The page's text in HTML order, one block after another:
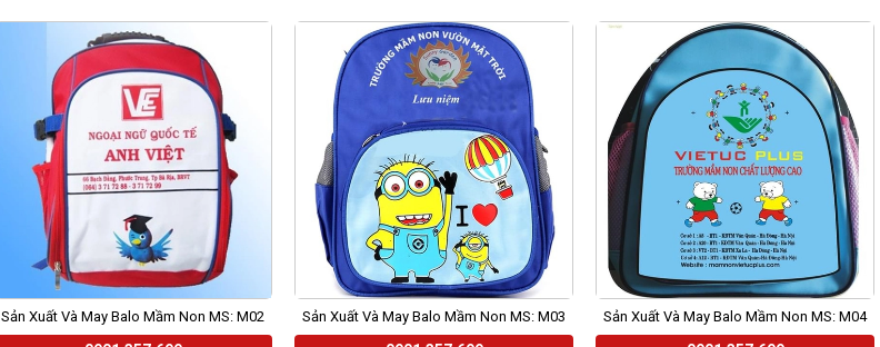
Sản Xuất Và May Balo Mầm Non MS: M02 Sản Xuất Và May Balo Mầm Non MS: M03 Sản Xuất Và May Balo Mầm Non MS: M04